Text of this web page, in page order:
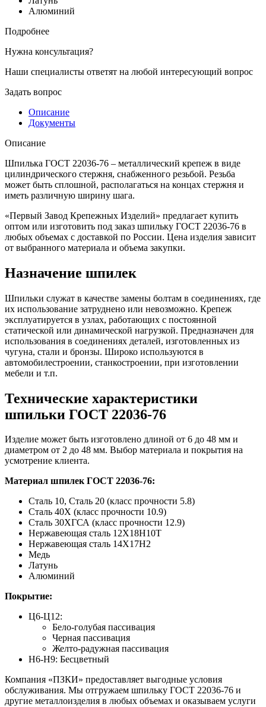
Алюминий
Подробнее
Нужна консультация?
Наши специалисты ответят на любой интересующий вопрос
Задать вопрос
Описание
Документы
Описание
Шпилька ГОСТ 22036-76 – металлический крепеж в виде
цилиндрического стержня, снабженного резьбой. Резьба
может быть сплошной, располагаться на концах стержня и
иметь различную ширину шага.
«Первый Завод Крепежных Изделий» предлагает купить
оптом или изготовить под заказ шпильку ГОСТ 22036-76 в
любых объемах с доставкой по России. Цена изделия зависит
от выбранного материала и объема закупки.
Назначение шпилек
Шпильки служат в качестве замены болтам в соединениях, где
их использование затруднено или невозможно. Крепеж
эксплуатируется в узлах, работающих с постоянной
статической или динамической нагрузкой. Предназначен для
использования в соединениях деталей, изготовленных из
чугуна, стали и бронзы. Широко используются в
автомобилестроении, станкостроении, при изготовлении
мебели и т.п.
Технические характеристики
шпильки ГОСТ 22036-76
Изделие может быть изготовлено длиной от 6 до 48 мм и
диаметром от 2 до 48 мм. Выбор материала и покрытия на
усмотрение клиента.
Материал шпилек ГОСТ 22036-76:
Сталь 10, Сталь 20 (класс прочности 5.8)
Сталь 40Х (класс прочности 10.9)
Сталь 30ХГСА (класс прочности 12.9)
Нержавеющая сталь 12Х18Н10Т
Нержавеющая сталь 14Х17Н2
Медь
Латунь
Алюминий
Покрытие:
Ц6-Ц12:
Бело-голубая пассивация
Черная пассивация
Желто-радужная пассивация
Н6-Н9: Бесцветный
Компания «ПЗКИ» предоставляет выгодные условия
обслуживания. Мы отгружаем шпильку ГОСТ 22036-76 и
другие металлоизделия в любых объемах и оказываем услуги